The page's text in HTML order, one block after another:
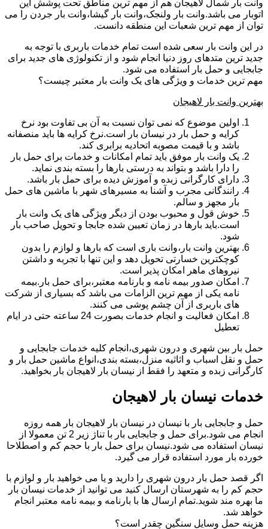
وانت بار شمال لاهیجان هم از مهم ترین مناطق تحت پوشش این
اتوبار می باشد.وانت بار ولنجک،وانت بار گیشا،وانت بار جردن را می
توان از مهم ترین شعبات این منطقه دانست.
در این وانت بار سعی شده است تمام خدمات باربری با توجه به
جدید ترین متدهای روز دنیا انجام شود و از تکنولوژی های جدید برای
جابجایی و حمل بار استفاده می شود.
مهم ترین خدمات و ویژگی های یک وانت بار معتبر چیست؟
بهترین وانت بار لاهیجان
اولین موضوع که نمی توان نسبت به آن بی تفاوت بود نرخ
کرایه و حمل بار در نیسان بار است.نرخ کرایه ها باید منصفانه
باشد و با قیمت مصوبه اتحادیه برابری کند.
یک وانت بار موفق باید تمام امکانات و خدمات برای حمل بار
را دارا باشد و بتواند به درستی بارها را بسته بندی نماید.
دارای کارگرانی زبده و آموزش دیده برای حمل بار باشد.
رانندگانی مجرب و آشنا به مسیرهای شهر با ماشین های حمل
بار مجهز و سالم.
خوش قول و محبوب بودن از دیگر ویژگی های یک وانت بار
است.باید بارها در زمان تعیین شده جابجا و تحویل صاحب بار
شود.
بهترین وانت بار،وانت باری است که بارها و لوازم را بدون
کوچکترین خسارتی تحویل دهد و این تنها با تجربه و داشتن
نیروهای ماهر امکان پذیر است.
امکان صدور بیمه نامه و بارنامه معتبر،برای حمل بار.بیمه
نامه یکی از مهم ترین الزامات می باشد که بسیاری از شرکت
های باربری از آن چشم پوشی می کنند.
امکان فعالیت و انجام خدمات بصورت 24 ساعته حتی در ایام
تعطیل
حمل بار بین شهری و درون شهری،انجام کلیه خدمات جابجایی و
حمل و نقل اسباب و اثاثیه منزل،بسته بندی،انواع ماشین حمل بار و
کارگرانی زبده و متعهد را فقط از نیسان بار لاهیجان بار بخواهید.
خدمات نیسان بار لاهیجان
حمل و جابجایی بار با نیسان در نیسان بار لاهیجان بار همه روزه
انجام می شود.برای حمل و جابجایی بار با تناژ زیر 2 تن معمولا از
نیسان استفاده می شود.نیسان برای حمل بار با حجم کم و اصطلاحا
خورده بار مورد استفاده قرار می گیرد.
اگر قصد حمل بار درون شهری را دارید و یا می خواهید بار و لوازم با
حجم کم را به شهرستان ارسال کنید می توانید از خدمات نیسان بار
ما بهره مند شوید.تمام ارسال ها با بارنامه و بیمه نامه معتبر انجام
خواهد شد.
هزینه حمل وسایل سنگین چقدر است؟